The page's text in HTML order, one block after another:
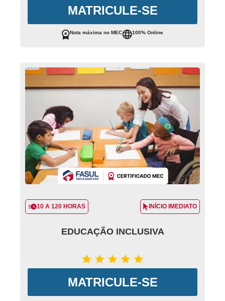
MATRICULE-SE
Nota máxima no MEC 100% Online
10 A 120 HORAS INÍCIO IMEDIATO
EDUCAÇÃO INCLUSIVA
MATRICULE-SE